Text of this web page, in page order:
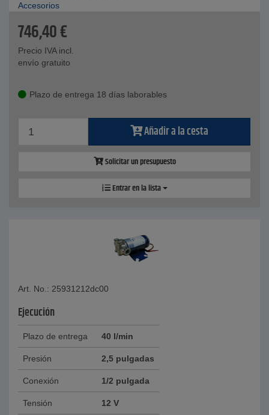
Accesorios
746,40€
Precio IVA incl.
envío gratuito
Plazo de entrega 18 días laborables
Añadir a la cesta
Solicitar un presupuesto
Entrar en la lista
Art. No.: 25931212dc00
Ejecución
Plazo de entrega 40 l/min
Presión 2,5 pulgadas
Conexión 1/2 pulgada
Tensión 12 V